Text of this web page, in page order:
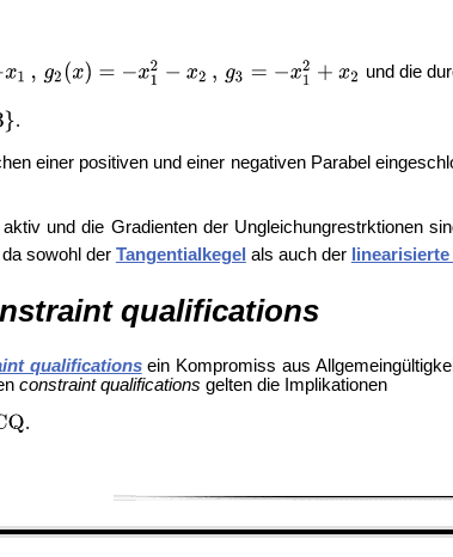
und die
.
einer positiven und einer negativen Parabel
und die Gradienten der Ungleichungrestrktionen
sowohl der Tangentialkegel als auch der linearisierte
qualifications
qualificationsein Kompromiss aus
constraint qualifications gelten die Implikationen
.